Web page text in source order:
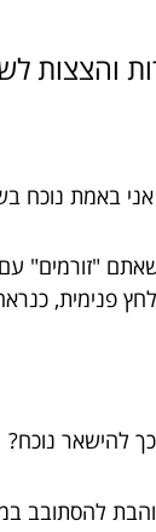
והצצות
באמת נוכח
"זורמים"
פנימית,
להישאר נוכח?
להסתובב